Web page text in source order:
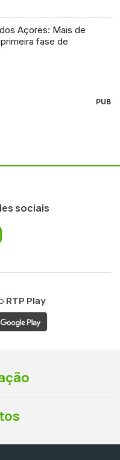
Açores: Mais de
fase de
PUB
sociais
RTP Play